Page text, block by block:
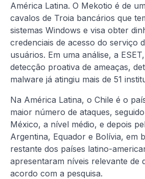
América Latina. O Mekotio é de
cavalos de Troia bancários que
sistemas Windows e visa obter
credenciais de acesso do serviço
usuários. Em uma análise, a
detecção proativa de ameaças,
malware já atingiu mais de 51
Na América Latina, o Chile é o
maior número de ataques,
México, a nível médio, e depois
Argentina, Equador e Bolívia, em
restante dos países latino-
apresentaram níveis relevante de
acordo com a pesquisa.